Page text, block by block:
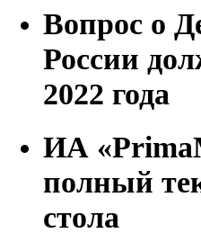
Вопрос о
России
2022 года
ИА
полный
стола